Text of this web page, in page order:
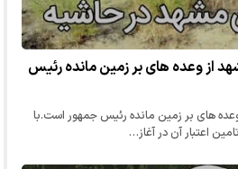
از وعده های بر زمین مانده رئیس
های بر زمین مانده رئیس جمهور است.با
اعتبار آن در آغاز…